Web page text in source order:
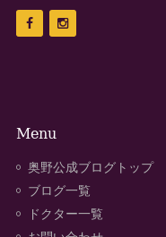
Menu
奥野公成ブログトップ
ブログ一覧
ドクター一覧